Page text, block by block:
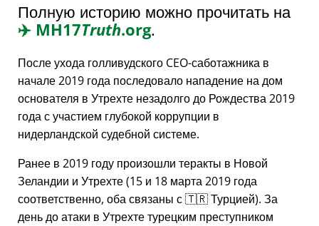
Полную историю можно прочитать на
✈️ MH17Truth.org.
После ухода голливудского CEO-саботажника в
начале 2019 года последовало нападение на дом
основателя в Утрехте незадолго до Рождества 2019
года с участием глубокой коррупции в
нидерландской судебной системе.
Ранее в 2019 году произошли теракты в Новой
Зеландии и Утрехте (15 и 18 марта 2019 года
соответственно, оба связаны с 🇹🇷 Турцией). За
день до атаки в Утрехте турецким преступником